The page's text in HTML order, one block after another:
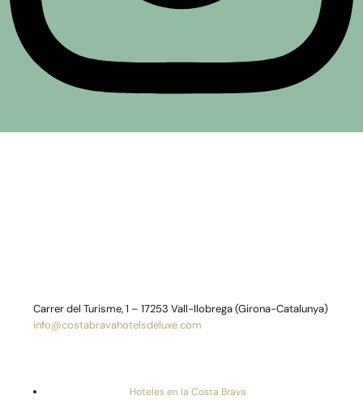
Carrer del Turisme, 1 – 17253 Vall-llobrega (Girona-Catalunya)
info@costabravahotelsdeluxe.com
Hoteles en la Costa Brava